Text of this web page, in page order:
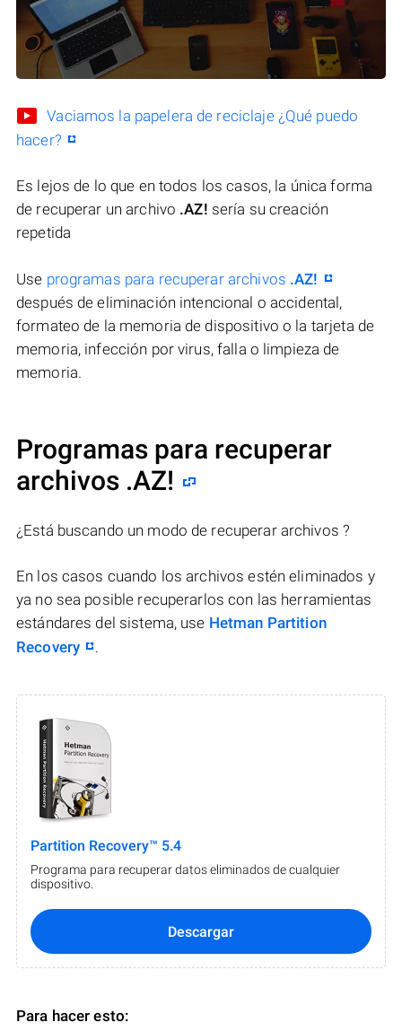
Vaciamos la papelera de reciclaje ¿Qué puedo
hacer?
Es lejos de lo que en todos los casos, la única forma
de recuperar un archivo .AZ! sería su creación
repetida
Use programas para recuperar archivos .AZ!
después de eliminación intencional o accidental,
formateo de la memoria de dispositivo o la tarjeta de
memoria, infección por virus, falla o limpieza de
memoria.
Programas para recuperar
archivos .AZ!
¿Está buscando un modo de recuperar archivos ?
En los casos cuando los archivos estén eliminados y
ya no sea posible recuperarlos con las herramientas
estándares del sistema, use Hetman Partition
Recovery
.
Partition Recovery™ 5.4
Programa para recuperar datos eliminados de cualquier
dispositivo.
Descargar
Para hacer esto: